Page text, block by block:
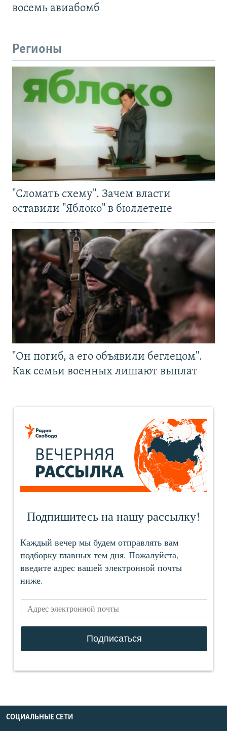
восемь авиабомб
Регионы
"Сломать схему". Зачем власти
оставили "Яблоко" в бюллетене
"Он погиб, а его объявили беглецом".
Как семьи военных лишают выплат
СОЦИАЛЬНЫЕ СЕТИ